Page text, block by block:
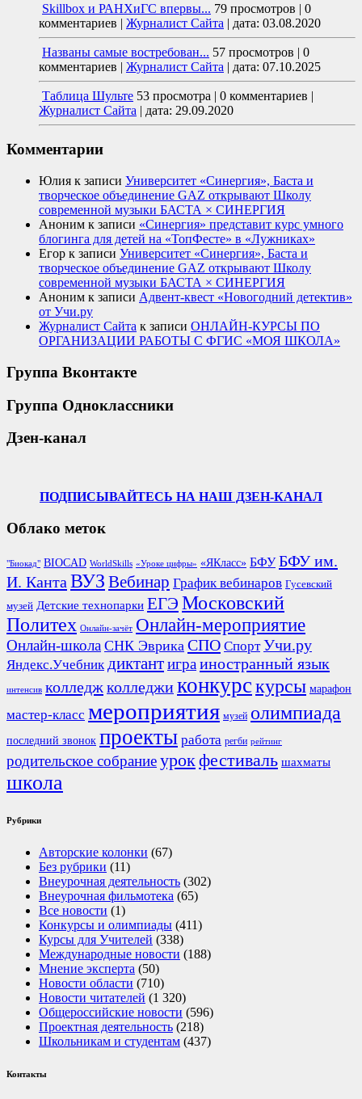
Skillbox и РАНХиГС впервы... 79 просмотров | 0
комментариев | Журналист Сайта | дата: 03.08.2020
Названы самые востребован... 57 просмотров | 0
комментариев | Журналист Сайта | дата: 07.10.2025
Таблица Шульте 53 просмотра | 0 комментариев |
Журналист Сайта | дата: 29.09.2020
Комментарии
Юлия к записи Университет «Синергия», Баста и
творческое объединение GAZ открывают Школу
современной музыки БАСТА × СИНЕРГИЯ
Аноним к записи «Синергия» представит курс умного
блогинга для детей на «ТопФесте» в «Лужниках»
Егор к записи Университет «Синергия», Баста и
творческое объединение GAZ открывают Школу
современной музыки БАСТА × СИНЕРГИЯ
Аноним к записи Адвент-квест «Новогодний детектив»
от Учи.ру
Журналист Сайта к записи ОНЛАЙН-КУРСЫ ПО
ОРГАНИЗАЦИИ РАБОТЫ С ФГИС «МОЯ ШКОЛА»
Группа Вконтакте
Группа Одноклассники
Дзен-канал
ПОДПИСЫВАЙТЕСЬ НА НАШ ДЗЕН-КАНАЛ
Облако меток
"Биокад" BIOCAD WorldSkills «Уроке цифры» «ЯКласс» БФУ БФУ им.
И. КантаВУЗ Вебинар График вебинаров Гусевский
музей Детские технопарки ЕГЭ Московский
Политех Онлайн-зачёт Онлайн-мероприятие
Онлайн-школа СНК Эврика СПО Спорт Учи.ру
Яндекс.Учебник диктантиграиностранный язык
интенсив колледжколледжиконкурскурсы марафон
мастер-класс мероприятия музей олимпиада
последний звонок проекты работа регби рейтинг
родительское собраниеурокфестиваль шахматы
школа
Рубрики
Авторские колонки (67)
Без рубрики (11)
Внеурочная деятельность (302)
Внеурочная фильмотека (65)
Все новости (1)
Конкурсы и олимпиады (411)
Курсы для Учителей (338)
Международные новости (188)
Мнение эксперта (50)
Новости области (710)
Новости читателей (1 320)
Общероссийские новости (596)
Проектная деятельность (218)
Школьникам и студентам (437)
Контакты